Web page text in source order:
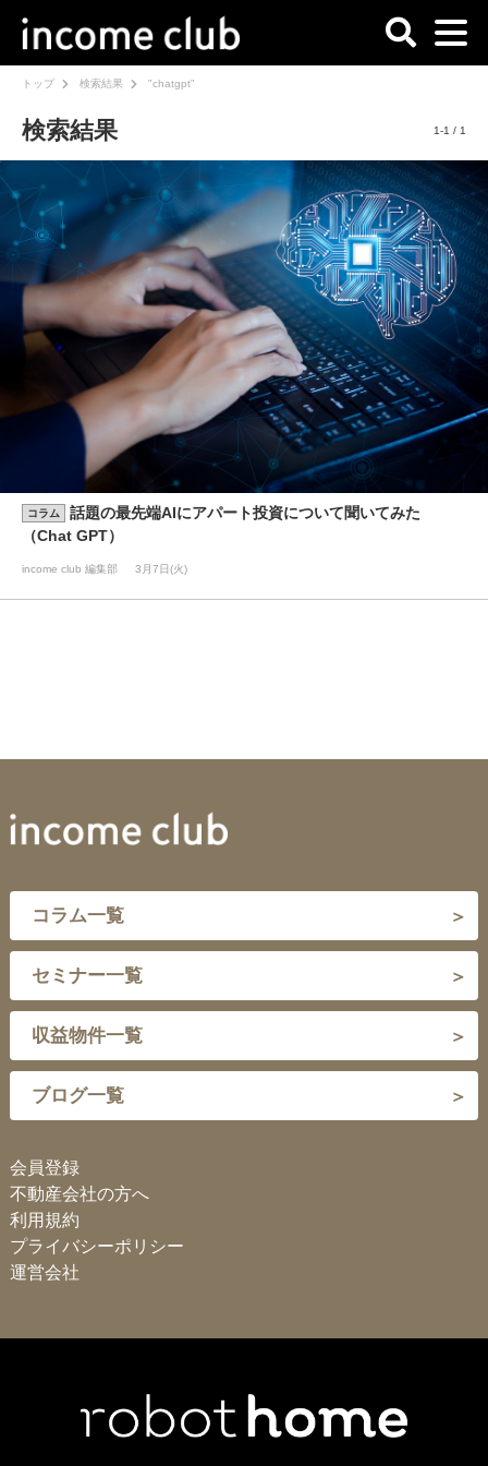
トップ 検索結果 "chatgpt"
検索結果 1-1 / 1
コラム
話題の最先端AIにアパート投資について聞いてみた
（Chat GPT）
income club 編集部 3月7日(火)
コラム一覧
セミナー一覧
収益物件一覧
ブログ一覧
会員登録
不動産会社の方へ
利用規約
プライバシーポリシー
運営会社